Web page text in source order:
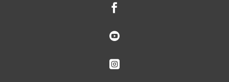


